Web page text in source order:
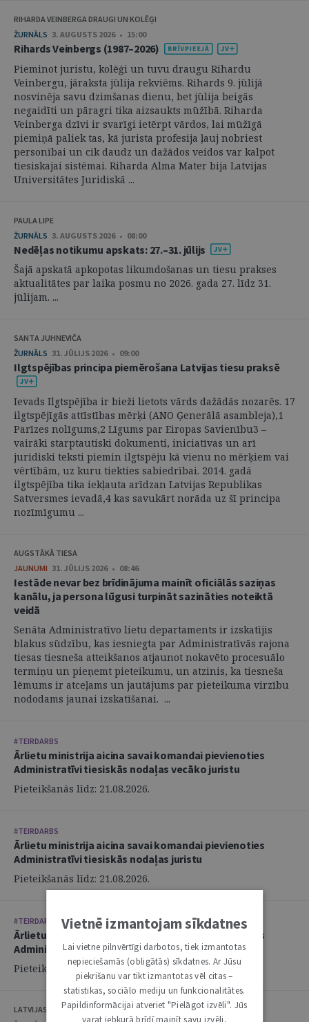
RIHARDA VEINBERGA DRAUGI UN KOLĒĢI
ŽURNĀLS 3. AUGUSTS 2026 • 15:00
Rihards Veinbergs (1987–2026)
Pieminot juristu, kolēģi un tuvu draugu Rihardu
Veinbergu, jāraksta jūlija rekviēms. Rihards 9. jūlijā
nosvinēja savu dzimšanas dienu, bet jūlija beigās
negaidīti un pāragri tika aizsaukts mūžībā. Riharda
Veinberga dzīvi ir svarīgi ietērpt vārdos, lai mūžīgā
piemiņā paliek tas, kā jurista profesija ļauj nobriest
personībai un cik daudz un dažādos veidos var kalpot
tiesiskajai sistēmai. Riharda Alma Mater bija Latvijas
Universitātes Juridiskā ...
PAULA LIPE
ŽURNĀLS 3. AUGUSTS 2026 • 08:00
Nedēļas notikumu apskats: 27.–31. jūlijs
Šajā apskatā apkopotas likumdošanas un tiesu prakses
aktualitātes par laika posmu no 2026. gada 27. līdz 31.
jūlijam. ...
SANTA JUHNEVIČA
ŽURNĀLS 31. JŪLIJS 2026 • 09:00
Ilgtspējības principa piemērošana Latvijas tiesu praksē
Ievads Ilgtspējība ir bieži lietots vārds dažādās nozarēs. 17
ilgtspējīgās attīstības mērķi (ANO Ģenerālā asambleja),1
Parīzes nolīgums,2 Līgums par Eiropas Savienību3 –
vairāki starptautiski dokumenti, iniciatīvas un arī
juridiski teksti piemin ilgtspēju kā vienu no mērķiem vai
vērtībām, uz kuru tiekties sabiedrībai. 2014. gadā
ilgtspējība tika iekļauta arīdzan Latvijas Republikas
Satversmes ievadā,4 kas savukārt norāda uz šī principa
nozīmīgumu ...
AUGSTĀKĀ TIESA
JAUNUMI 31. JŪLIJS 2026 • 08:46
Iestāde nevar bez brīdinājuma mainīt oficiālās saziņas
kanālu, ja persona lūgusi turpināt sazināties noteiktā
veidā
Senāta Administratīvo lietu departaments ir izskatījis
blakus sūdzību, kas iesniegta par Administratīvās rajona
tiesas tiesneša atteikšanos atjaunot nokavēto procesuālo
termiņu un pieņemt pieteikumu, un atzinis, ka tiesneša
lēmums ir atceļams un jautājums par pieteikuma virzību
nododams jaunai izskatīšanai. ...
#TEIRDARBS
Ārlietu ministrija aicina savai komandai pievienoties
Administratīvi tiesiskās nodaļas vecāko juristu
Pieteikšanās līdz: 21.08.2026.
#TEIRDARBS
Ārlietu ministrija aicina savai komandai pievienoties
Administratīvi tiesiskās nodaļas juristu
Pieteikšanās līdz: 21.08.2026.
#TEIRDARBS
Ārlietu ministrija aicina savai komandai pievienoties
Administratīvi tiesiskās nodaļas juristu
Pieteikšanās līdz: 21.08.2026.
LATVIJAS ZVĒRINĀTU ADVOKĀTU PADOME
Vietnē izmantojam sīkdatnes
Lai vietne pilnvērtīgi darbotos, tiek izmantotas
nepieciešamās (obligātās) sīkdatnes. Ar Jūsu
piekrišanu var tikt izmantotas vēl citas –
statistikas, sociālo mediju un funkcionalitātes.
Papildinformācijai atveriet "Pielāgot izvēli". Jūs
varat jebkurā brīdī mainīt savu izvēli,